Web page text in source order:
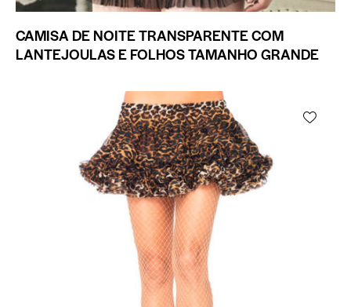
CAMISA DE NOITE TRANSPARENTE COM
LANTEJOULAS E FOLHOS TAMANHO GRANDE